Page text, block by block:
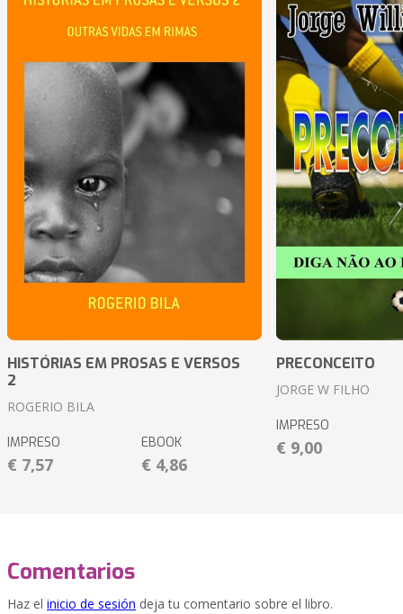
HISTÓRIAS EM PROSAS E VERSOS
2
ROGERIO BILA
IMPRESO
€ 7,57
EBOOK
€ 4,86
PRECONCEITO
JORGE W FILHO
IMPRESO
€ 9,00
Comentarios
Haz el inicio de sesión deja tu comentario sobre el libro.